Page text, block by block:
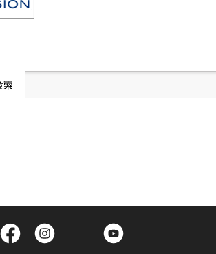
Facebook Twitter